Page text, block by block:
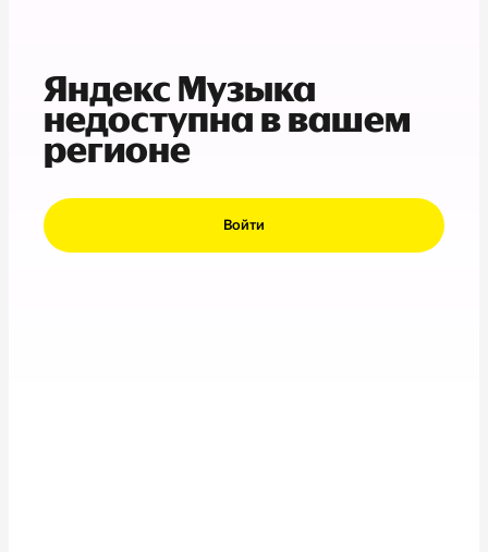
Яндекс Музыка
недоступна в вашем
регионе
Войти